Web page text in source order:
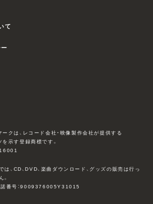
て
ークは、レコード会社・映像製作会社が提供する
示す登録商標です。
は、CD、DVD、楽曲ダウンロード、グッズの販売は行っ
。
番号：9009376005Y31015